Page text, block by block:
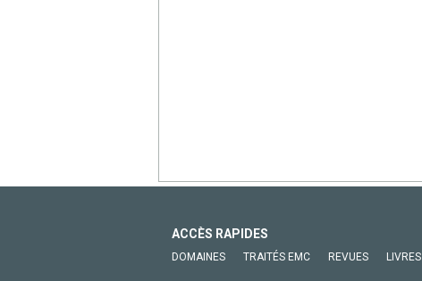
ACCÈS RAPIDES
DOMAINES TRAITÉS EMC REVUES LIVRES